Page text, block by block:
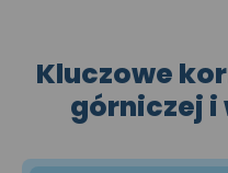
Kluczowe
górniczej